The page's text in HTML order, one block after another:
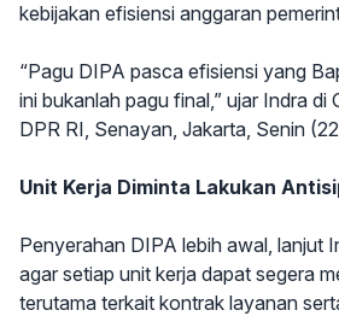
kebijakan efisiensi anggaran
“Pagu DIPA pasca efisiensi yang
ini bukanlah pagu final,” ujar Indra di
DPR RI, Senayan, Jakarta, Senin
Unit Kerja Diminta Lakukan
Penyerahan DIPA lebih awal, lanjut
agar setiap unit kerja dapat segera
terutama terkait kontrak layanan